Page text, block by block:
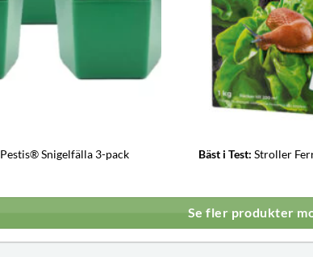
Pestis® Snigelfälla 3-pack Bäst i Test: Stroller
Se fler produkter